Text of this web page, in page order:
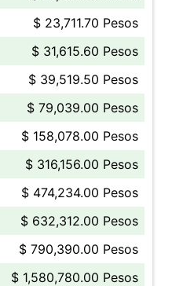
$ 23,711.70 Pesos
$ 31,615.60 Pesos
$ 39,519.50 Pesos
$ 79,039.00 Pesos
$ 158,078.00 Pesos
$ 316,156.00 Pesos
$ 474,234.00 Pesos
$ 632,312.00 Pesos
$ 790,390.00 Pesos
$ 1,580,780.00 Pesos